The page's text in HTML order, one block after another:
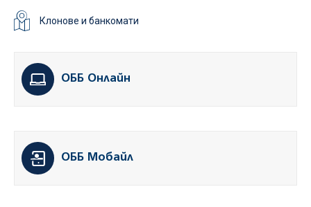
Клонове и банкомати
ОББ Онлайн
ОББ Мобайл